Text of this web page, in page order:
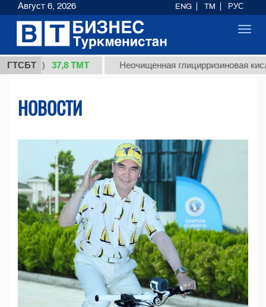
ГТСБТ
37,8 ТМТ Неочищенная глицирризиновая кислота
НОВОСТИ
Август 6, 2026 ENG TM РУС